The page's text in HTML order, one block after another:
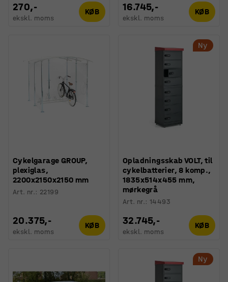
270,-
ekskl. moms
KØB 16.745,-
ekskl. moms
KØB
Cykelgarage GROUP,
plexiglas,
2200x2150x2150 mm
Art. nr.: 22199
20.375,-
ekskl. moms
KØB
Ny
Opladningsskab VOLT, til
cykelbatterier, 8 komp.,
1835x514x455 mm,
mørkegrå
Art. nr.:14493
32.745,-
ekskl. moms
KØB
Ny